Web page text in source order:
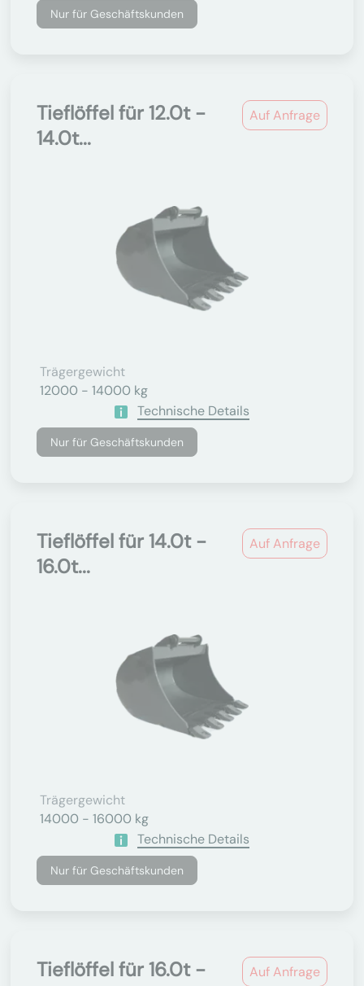
Nur für Geschäftskunden
Auf Anfrage
Tieflöffel für 12.0t -
14.0t...
Trägergewicht
12000 - 14000 kg
Technische Details
Nur für Geschäftskunden
Auf Anfrage
Tieflöffel für 14.0t -
16.0t...
Trägergewicht
14000 - 16000 kg
Technische Details
Nur für Geschäftskunden
Auf Anfrage
Tieflöffel für 16.0t -